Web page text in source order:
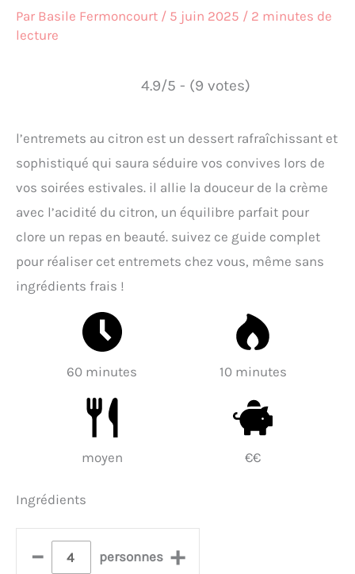
Par Basile Fermoncourt / 5 juin 2025 / 2 minutes de
lecture
4.9/5 - (9 votes)
l’entremets au citron est un dessert rafraîchissant et
sophistiqué qui saura séduire vos convives lors de
vos soirées estivales. il allie la douceur de la crème
avec l’acidité du citron, un équilibre parfait pour
clore un repas en beauté. suivez ce guide complet
pour réaliser cet entremets chez vous, même sans
ingrédients frais !
60 minutes 10 minutes
moyen €€
Ingrédients
– personnes +